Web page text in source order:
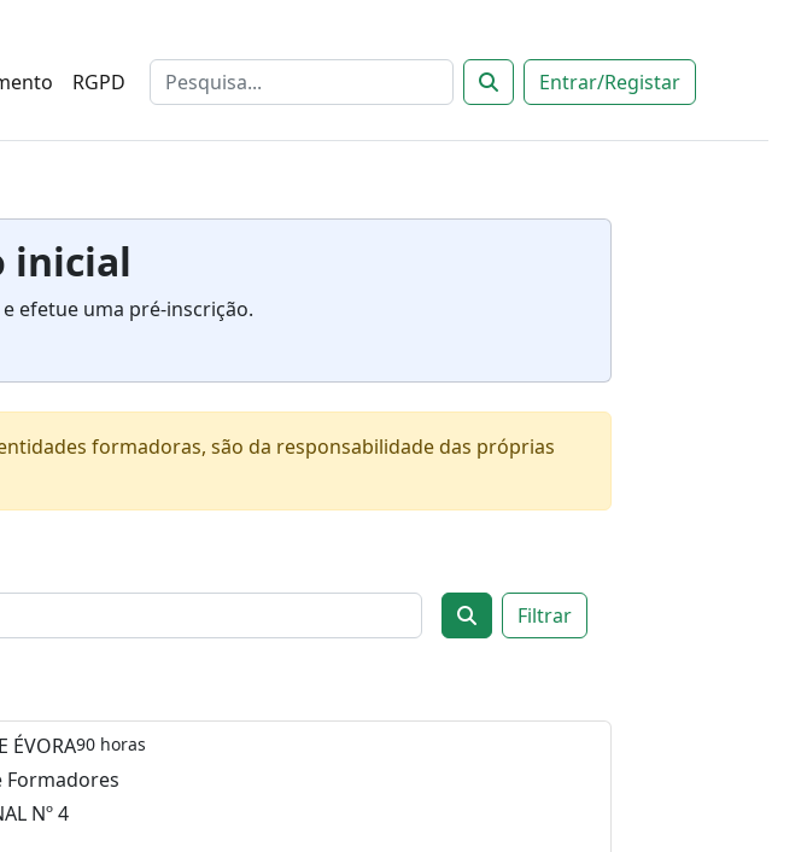
RGPD Entrar/Registar
inicial
efetue uma pré-inscrição.
formadoras, são da responsabilidade das próprias
Filtrar
ÉVORA90 horas
Formadores
Nº 4